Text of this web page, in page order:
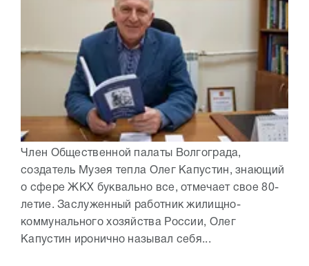
Член Общественной палаты Волгограда,
создатель Музея тепла Олег Капустин, знающий
о сфере ЖКХ буквально все, отмечает свое 80-
летие. Заслуженный работник жилищно-
коммунального хозяйства России, Олег
Капустин иронично называл себя...